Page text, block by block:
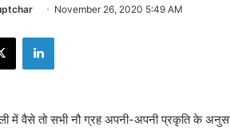
November 26, 2020 5:49 AM
में वैसे तो सभी नौ ग्रह अपनी-अपनी प्रकृति के